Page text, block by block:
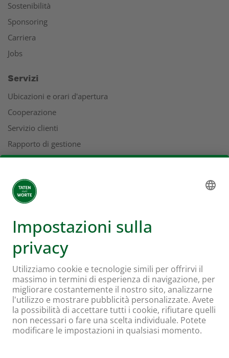
Sostenibilità
Sponsoring
Carriera
Jobs
Servizi
Ubicazioni e orari d'apertura
Cooperazione
Servizio clienti
Rapporto di gestione
Indirizzi
L'universo Coop
Supermercato online Coop
Formati e servizi
Supercard
Hello Family Club
Mondovino
Seguiteci su